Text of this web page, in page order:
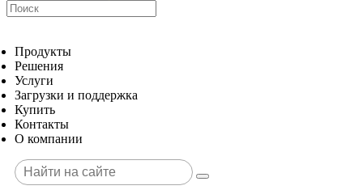
Продукты
Решения
Услуги
Загрузки и поддержка
Купить
Контакты
О компании